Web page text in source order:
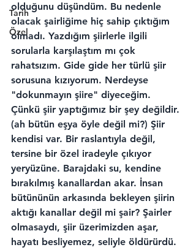
Tarih
Özel
olduğunu düşündüm. Bu nedenle
olacak şairliğime hiç sahip çıktığım
olmadı. Yazdığım şiirlerle ilgili
sorularla karşılaştım mı çok
rahatsızım. Gide gide her türlü şiir
sorusuna kızıyorum. Nerdeyse
"dokunmayın şiire" diyeceğim.
Çünkü şiir yaptığımız bir şey değildir.
(ah bütün eşya öyle değil mi?) Şiir
kendisi var. Bir raslantıyla değil,
tersine bir özel iradeyle çıkıyor
yeryüzüne. Barajdaki su, kendine
bırakılmış kanallardan akar. İnsan
bütününün arkasında bekleyen şiirin
aktığı kanallar değil mi şair? Şairler
olmasaydı, şiir üzerimizden aşar,
hayatı besliyemez, seliyle öldürürdü.